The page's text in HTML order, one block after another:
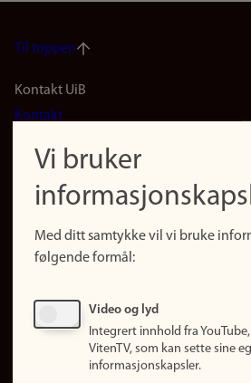
Til toppen
Footer
(no)
Kontakt UiB
Kontakt
Finn forsker
Presse
Finn studier
Ledige stillinger
Vi bruker
Med ditt samtykke vil vi bruke
følgende formål:
Video og lyd
Integrert innhold fra
VitenTV, som kan sette sine
informasjonskapsler.